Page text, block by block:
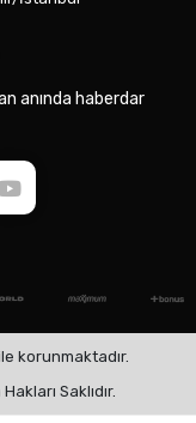
anında haberdar
korunmaktadır.
Saklıdır.